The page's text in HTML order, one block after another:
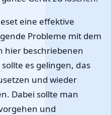
eine effektive
Probleme mit dem
hier beschriebenen
es gelingen, das
und wieder
Dabei sollte man
und